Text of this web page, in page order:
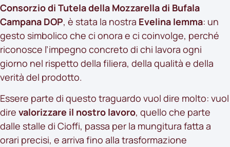
Consorzio di Tutela della Mozzarella di Bufala
Campana DOP, è stata la nostra Evelina Iemma: un
gesto simbolico che ci onora e ci coinvolge, perché
riconosce l’impegno concreto di chi lavora ogni
giorno nel rispetto della filiera, della qualità e della
verità del prodotto.
Essere parte di questo traguardo vuol dire molto: vuol
dire valorizzare il nostro lavoro, quello che parte
dalle stalle di Cioffi, passa per la mungitura fatta a
orari precisi, e arriva fino alla trasformazione